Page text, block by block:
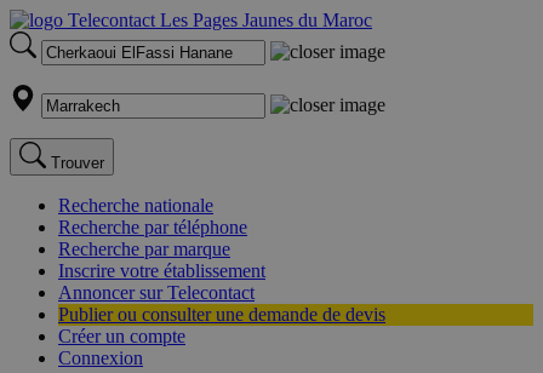
Trouver
Recherche nationale
Recherche par téléphone
Recherche par marque
Inscrire votre établissement
Annoncer sur Telecontact
Publier ou consulter une demande de devis
Créer un compte
Connexion